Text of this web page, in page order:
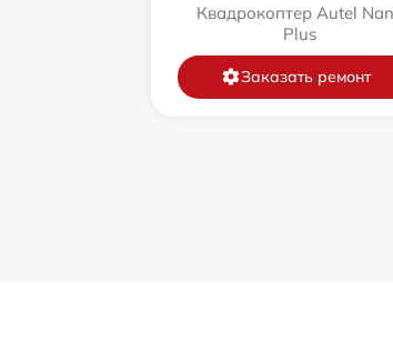
Квадрокоптер Autel
Plus
Заказать ремонт